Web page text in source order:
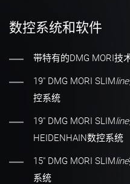
数控系统和软件
带特有的DMG MORI技
19" DMG MORI SLIMline
控系统
19" DMG MORI SLIMline
HEIDENHAIN数控系统
15″ DMG MORI SLIMline
系统